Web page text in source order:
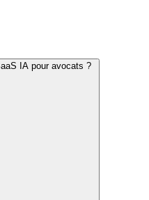
IA pour avocats ?